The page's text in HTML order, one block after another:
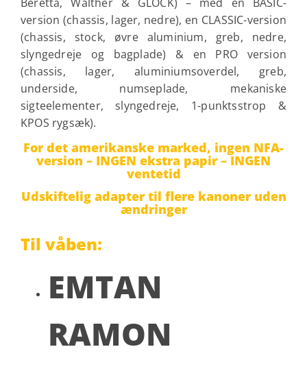
version (chassis, lager, nedre), en CLASSIC-version
(chassis, stock, øvre aluminium, greb, nedre,
slyngedreje og bagplade) & en PRO version
(chassis, lager, aluminiumsoverdel, greb,
underside, numseplade, mekaniske
sigteelementer, slyngedreje, 1-punktsstrop &
KPOS rygsæk).
For det amerikanske marked, ingen NFA-
version – INGEN ekstra papir – INGEN
ventetid
Udskiftelig adapter til flere kanoner uden
ændringer
Til våben:
EMTAN
RAMON